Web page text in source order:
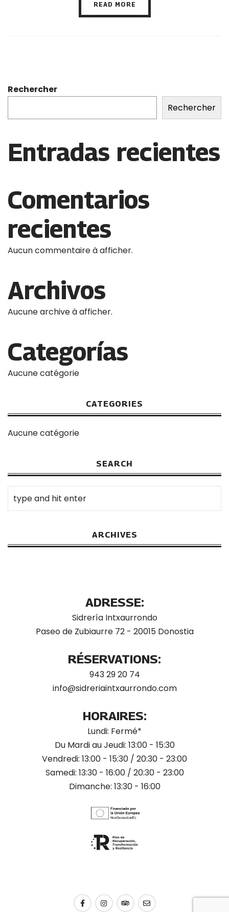
READ MORE
Rechercher
Rechercher
Entradas recientes
Comentarios
recientes
Aucun commentaire à afficher.
Archivos
Aucune archive à afficher.
Categorías
Aucune catégorie
CATEGORIES
Aucune catégorie
SEARCH
ARCHIVES
ADRESSE:
Sidrería Intxaurrondo
Paseo de Zubiaurre 72 - 20015 Donostia
RÉSERVATIONS:
943 29 20 74
info@sidreriaintxaurrondo.com
HORAIRES:
Lundi: Fermé*
Du Mardi au Jeudi: 13:00 - 15:30
Vendredi: 13:00 - 15:30 / 20:30 - 23:00
Samedi: 13:30 - 16:00 / 20:30 - 23:00
Dimanche: 13:30 - 16:00